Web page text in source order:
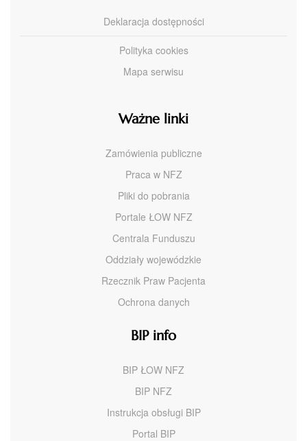
Deklaracja dostępności
Polityka cookies
Mapa serwisu
Ważne linki
Zamówienia publiczne
Praca w NFZ
Pliki do pobrania
Portale ŁOW NFZ
Centrala Funduszu
Oddziały wojewódzkie
Rzecznik Praw Pacjenta
Ochrona danych
BIP info
BIP ŁOW NFZ
BIP NFZ
Instrukcja obsługi BIP
Portal BIP